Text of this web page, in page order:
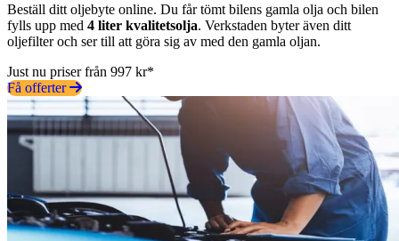
Beställ ditt oljebyte online. Du får tömt bilens gamla olja och bilen
fylls upp med 4 liter kvalitetsolja. Verkstaden byter även ditt
oljefilter och ser till att göra sig av med den gamla oljan.
Just nu priser från 997 kr*
Få offerter